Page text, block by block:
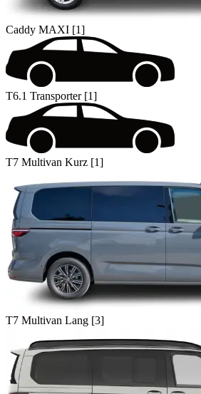
Caddy MAXI [1]
T6.1 Transporter [1]
T7 Multivan Kurz [1]
T7 Multivan Lang [3]